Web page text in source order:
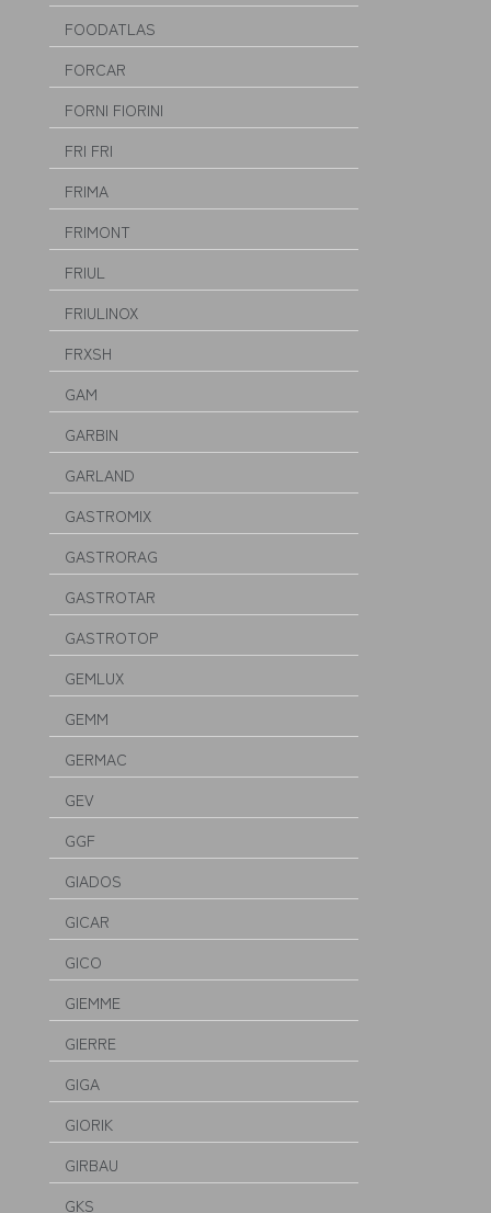
FOODATLAS
FORCAR
FORNI FIORINI
FRI FRI
FRIMA
FRIMONT
FRIUL
FRIULINOX
FRXSH
GAM
GARBIN
GARLAND
GASTROMIX
GASTRORAG
GASTROTAR
GASTROTOP
GEMLUX
GEMM
GERMAC
GEV
GGF
GIADOS
GICAR
GICO
GIEMME
GIERRE
GIGA
GIORIK
GIRBAU
GKS